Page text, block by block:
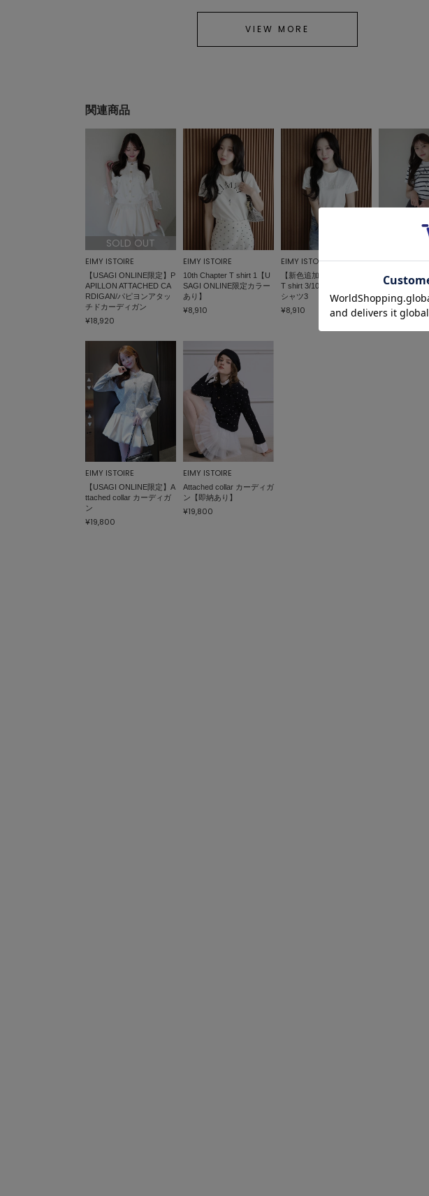
VIEW MORE
関連商品
SOLD OUT
EIMY ISTOIRE
【USAGI ONLINE限定】P
APILLON ATTACHED CA
RDIGAN/パピヨンアタッ
チドカーディガン
¥18,920
EIMY ISTOIRE
10th Chapter T shirt 1【U
SAGI ONLINE限定カラー
あり】
¥8,910
EIMY ISTOIRE
【新色追加】10th Chapter
T shirt 3/10thチャプターT
シャツ3
¥8,910
EIMY ISTOIRE
EIMYロゴボ
プルオーバー
¥13,200
EIMY ISTOIRE
【USAGI ONLINE限定】A
ttached collar カーディガ
ン
¥19,800
EIMY ISTOIRE
Attached collar カーディガ
ン【即納あり】
¥19,800